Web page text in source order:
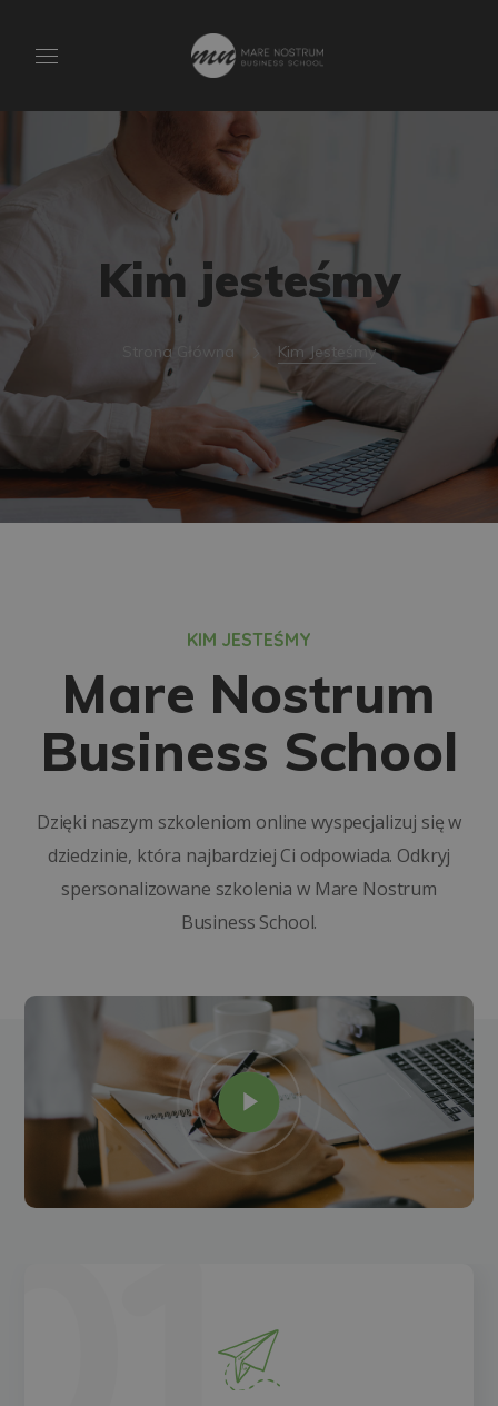
Kim jesteśmy
Strona Główna Kim Jesteśmy
KIM JESTEŚMY
Mare Nostrum
Business School
Dzięki naszym szkoleniom online wyspecjalizuj się w
dziedzinie, która najbardziej Ci odpowiada. Odkryj
spersonalizowane szkolenia w Mare Nostrum
Business School.